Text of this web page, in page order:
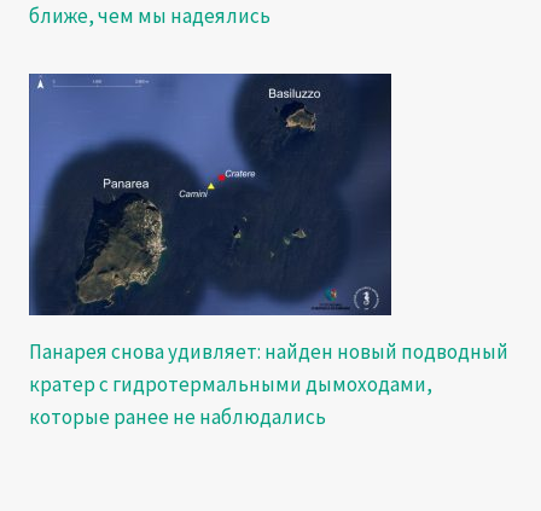
ближе, чем мы надеялись
Панарея снова удивляет: найден новый подводный
кратер с гидротермальными дымоходами,
которые ранее не наблюдались